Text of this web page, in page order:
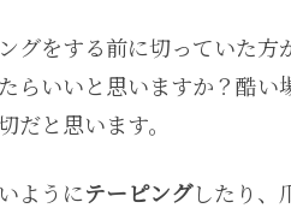
グをする前に切っていた
らいいと思いますか？酷
だと思います。
ようにテーピングしたり、